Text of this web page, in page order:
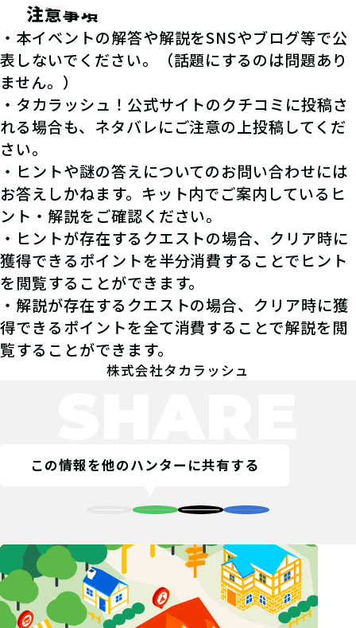
注意事項
・本イベントの解答や解説をSNSやブログ等で公
表しないでください。（話題にするのは問題あり
ません。）
・タカラッシュ！公式サイトのクチコミに投稿さ
れる場合も、ネタバレにご注意の上投稿してくだ
さい。
・ヒントや謎の答えについてのお問い合わせには
お答えしかねます。キット内でご案内しているヒ
ント・解説をご確認ください。
・ヒントが存在するクエストの場合、クリア時に
獲得できるポイントを半分消費することでヒント
を閲覧することができます。
・解説が存在するクエストの場合、クリア時に獲
得できるポイントを全て消費することで解説を閲
覧することができます。
株式会社タカラッシュ
この情報を他のハンターに共有する